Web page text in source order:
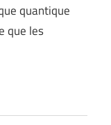
quantique
que les